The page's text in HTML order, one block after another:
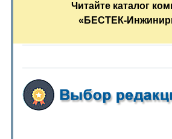
Читайте каталог
«БЕСТЕК-